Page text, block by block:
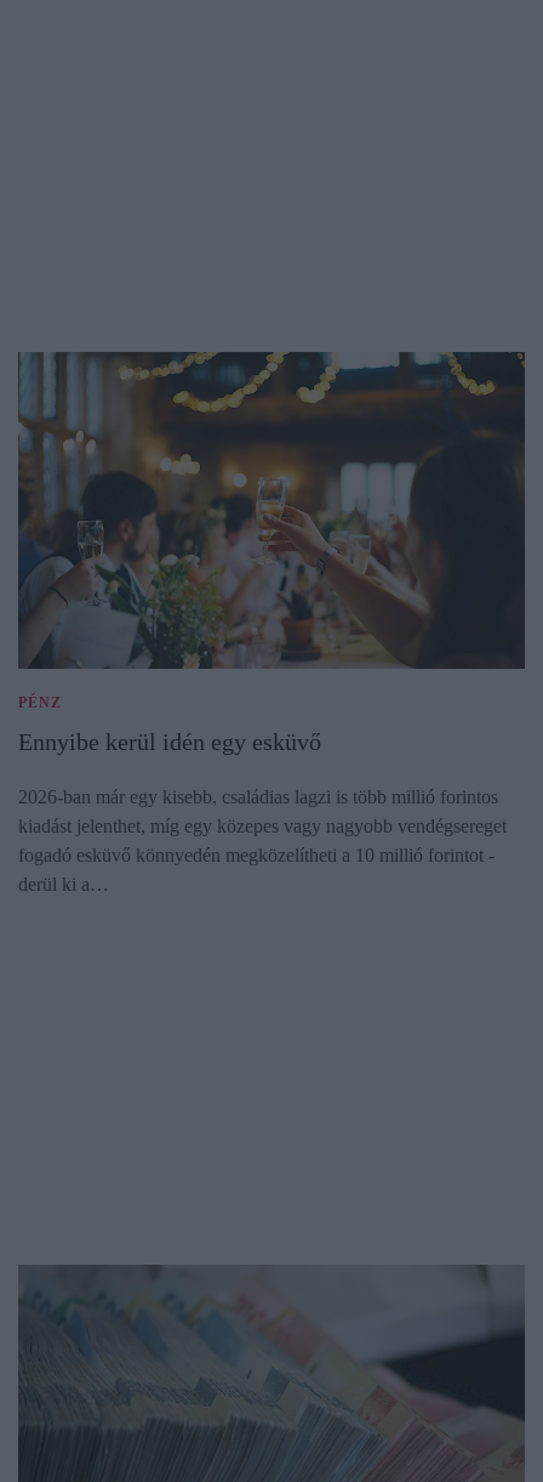
PÉNZ
Ennyibe kerül idén egy esküvő
2026-ban már egy kisebb, családias lagzi is több millió forintos
kiadást jelenthet, míg egy közepes vagy nagyobb vendégsereget
fogadó esküvő könnyedén megközelítheti a 10 millió forintot -
derül ki a…